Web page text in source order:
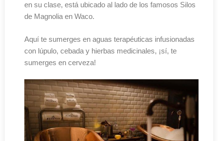
en su clase, está ubicado al lado de los famosos Silos
de Magnolia en Waco.
Aquí te sumerges en aguas terapéuticas infusionadas
con lúpulo, cebada y hierbas medicinales, ¡sí, te
sumerges en cerveza!